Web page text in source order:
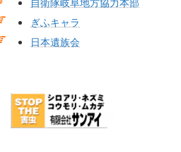
ぎふキャラ
日本遺族会